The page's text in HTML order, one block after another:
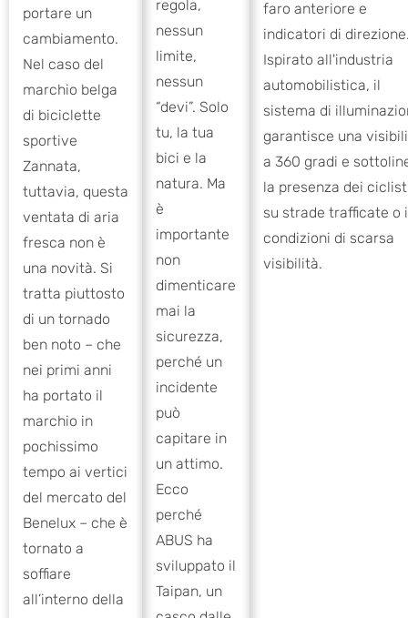
portare un
cambiamento.
Nel caso del
marchio belga
di biciclette
sportive
Zannata,
tuttavia, questa
ventata di aria
fresca non è
una novità. Si
tratta piuttosto
di un tornado
ben noto – che
nei primi anni
ha portato il
marchio in
pochissimo
tempo ai vertici
del mercato del
Benelux – che è
tornato a
soffiare
all’interno della
regola,
nessun
limite,
nessun
“devi”. Solo
tu, la tua
bici e la
natura. Ma
è
importante
non
dimenticare
mai la
sicurezza,
perché un
incidente
può
capitare in
un attimo.
Ecco
perché
ABUS ha
sviluppato il
Taipan, un
faro anteriore e
indicatori di
Ispirato all'industria
automobilistica, il
sistema di
garantisce una
a 360 gradi e
la presenza dei
su strade trafficate o
condizioni di scarsa
visibilità.